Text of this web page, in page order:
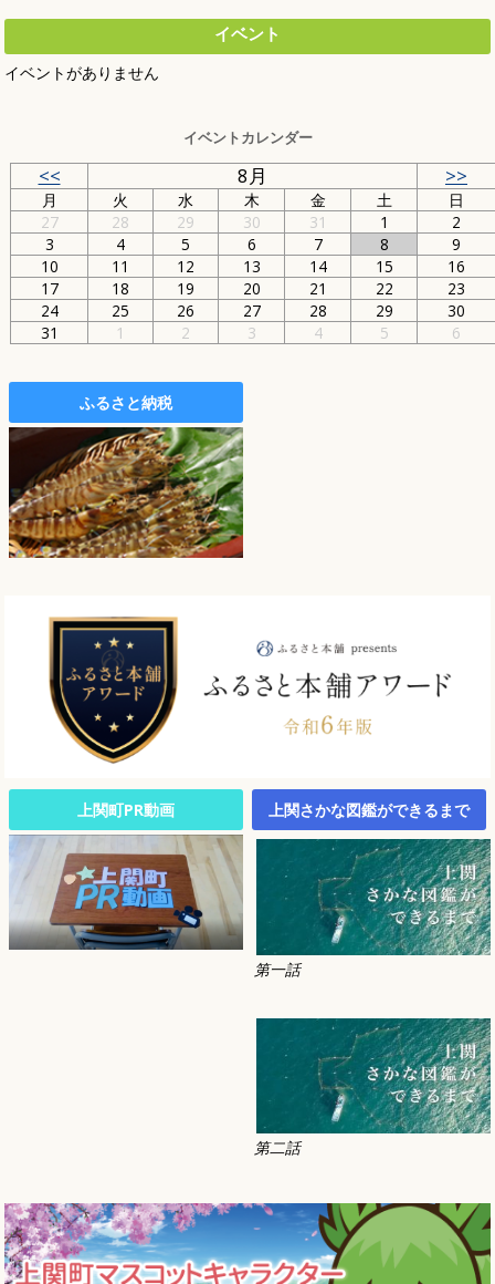
イベント
イベントがありません
イベントカレンダー
<< 8月 >>
月 火 水 木 金 土
日
27
28 29 30 31 1
2
3
4 5 6 7 8
9
10
11 12 13 14 15
16
17
18 19 20 21 22
23
24
25 26 27 28 29
30
31
1 2 3 4 5 6
ふるさと納税
上関町PR動画 上関さかな図鑑ができるまで
第一話
第二話